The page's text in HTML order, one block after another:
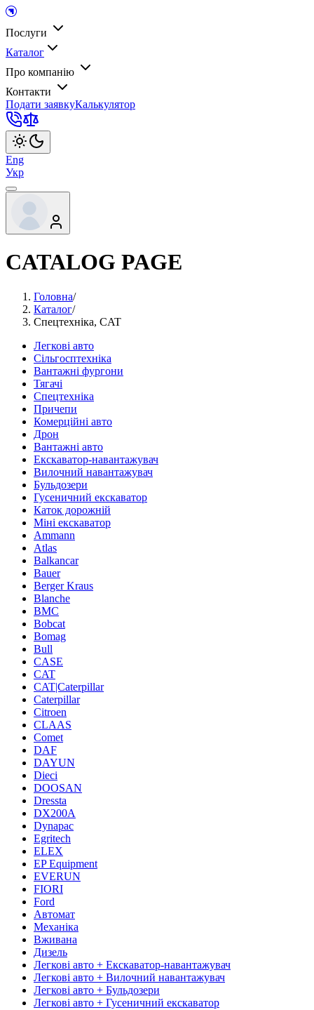
Послуги
Каталог
Про компанію
Контакти
Подати заявкуКалькулятор
Eng
Укр
CATALOG PAGE
Головна/
Каталог/
Спецтехніка, CAT
Легкові авто
Сільгосптехніка
Вантажні фургони
Тягачі
Спецтехніка
Причепи
Комерційні авто
Дрон
Вантажні авто
Екскаватор-навантажувач
Вилочний навантажувач
Бульдозери
Гусеничний екскаватор
Каток дорожній
Міні екскаватор
Ammann
Atlas
Balkancar
Bauer
Berger Kraus
Blanche
BMC
Bobcat
Bomag
Bull
CASE
CAT
CAT|Caterpillar
Caterpillar
Citroen
CLAAS
Comet
DAF
DAYUN
Dieci
DOOSAN
Dressta
DX200A
Dynapac
Egritech
ELEX
EP Equipment
EVERUN
FIORI
Ford
Автомат
Механіка
Вживана
Дизель
Легкові авто + Екскаватор-навантажувач
Легкові авто + Вилочний навантажувач
Легкові авто + Бульдозери
Легкові авто + Гусеничний екскаватор